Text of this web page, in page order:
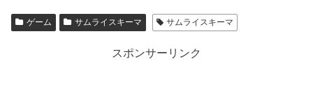
ゲーム サムライスキーマ サムライスキーマ
スポンサーリンク